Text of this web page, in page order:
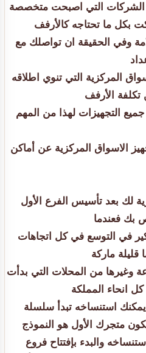
التي اصبحت متخصصة
بكل ما تحتاجه كالأرفف
وفي الحقيقة ان تواصلك مع
المركزية التي تنوي اطلاقه
تكلفة الأرفف
التجهيزات لهذا من المهم
الاسواق المركزية عن أماكن
لك بعد تأسيس الفرع الأول
بك فعندما
في التوسع في كل اتجاهات
قليلة ماركة
وغيرها من المحلات التي بدأت
انحاء المملكة
يمكنك استنساخه تبدأ سلسلة
متجرك الأول هو النموذج
والبدء بإفتتاح فروع